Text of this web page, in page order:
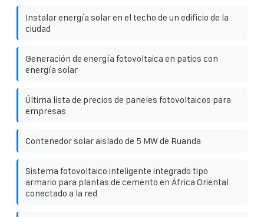
Instalar energía solar en el techo de un edificio de la
ciudad
Generación de energía fotovoltaica en patios con
energía solar
Última lista de precios de paneles fotovoltaicos para
empresas
Contenedor solar aislado de 5 MW de Ruanda
Sistema fotovoltaico inteligente integrado tipo
armario para plantas de cemento en África Oriental
conectado a la red